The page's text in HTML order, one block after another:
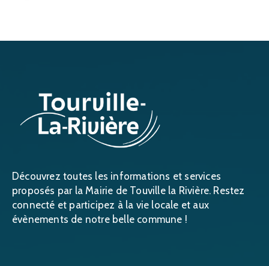
Découvrez toutes les informations et services
proposés par la Mairie de Touville la Rivière. Restez
connecté et participez à la vie locale et aux
évènements de notre belle commune !